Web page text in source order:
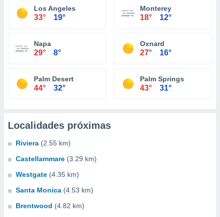
Los Angeles
33° 19°
Monterey
18° 12°
Napa
29° 8°
Oxnard
27° 16°
Palm Desert
44° 32°
Palm Springs
43° 31°
Localidades próximas
Riviera (2.55 km)
Castellammare (3.29 km)
Westgate (4.35 km)
Santa Monica (4.53 km)
Brentwood (4.82 km)